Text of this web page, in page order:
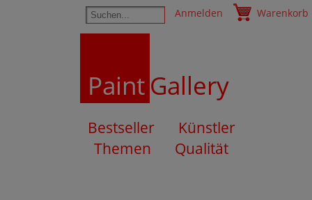
Anmelden Warenkorb
PaintGallery
Bestseller
Künstler
Themen
Qualität